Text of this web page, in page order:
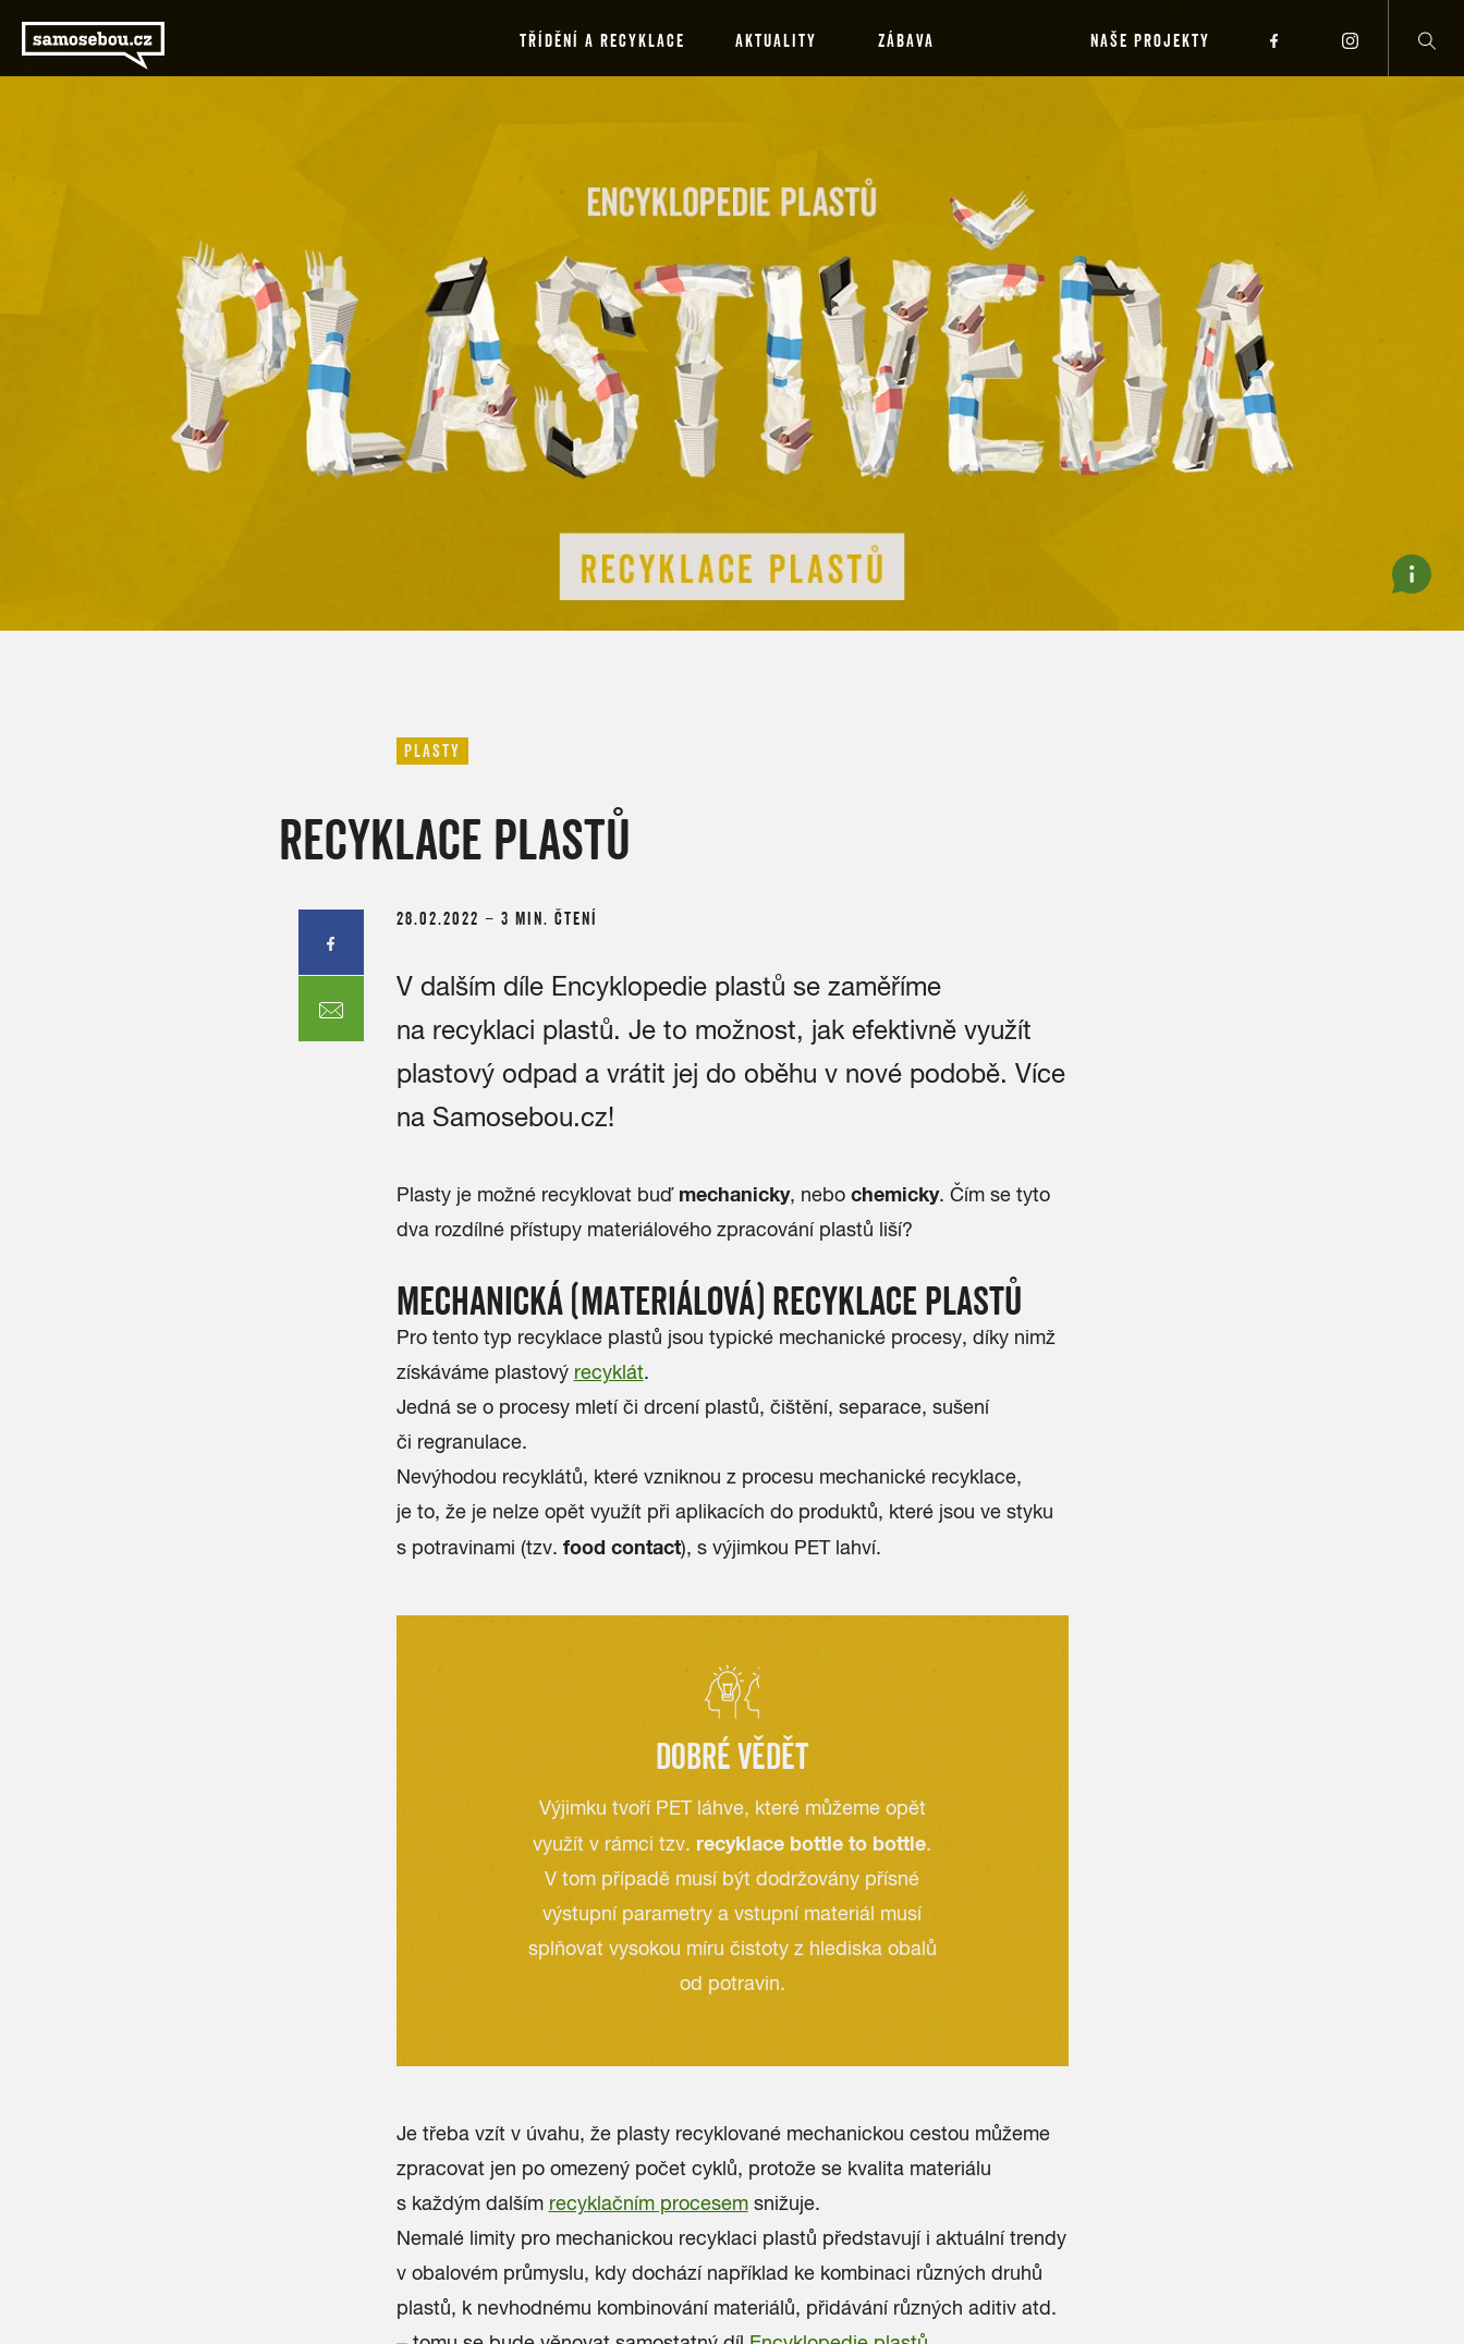
TŘÍDĚNÍ A RECYKLACE AKTUALITY ZÁBAVA NAŠE PROJEKTY
PLASTY
RECYKLACE PLASTŮ
28.02.2022 – 3 MIN. ČTENÍ
V dalším díle Encyklopedie plastů se zaměříme
na recyklaci plastů. Je to možnost, jak efektivně využít
plastový odpad a vrátit jej do oběhu v nové podobě. Více
na Samosebou.cz!
Plasty je možné recyklovat buď mechanicky, nebo chemicky. Čím se tyto
dva rozdílné přístupy materiálového zpracování plastů liší?
MECHANICKÁ (MATERIÁLOVÁ) RECYKLACE PLASTŮ
Pro tento typ recyklace plastů jsou typické mechanické procesy, díky nimž
získávámeplastový recyklát.
Jedná se o procesy mletí či drcení plastů, čištění, separace, sušení
či regranulace.
Nevýhodou recyklátů, které vzniknou z procesu mechanické recyklace,
je to, že je nelze opět využít při aplikacích do produktů, které jsou ve styku
s potravinami (tzv. food contact), s výjimkou PET lahví.
DOBRÉ VĚDĚT
Výjimku tvoří PET láhve, které můžeme opět
využít v rámci tzv. recyklace bottle to bottle.
V tom případě musí být dodržovány přísné
výstupní parametry a vstupní materiál musí
splňovat vysokou míru čistoty z hlediska obalů
od potravin.
Je třeba vzít v úvahu, že plasty recyklované mechanickou cestou můžeme
zpracovat jen po omezený počet cyklů, protože se kvalita materiálu
s každým dalším recyklačním procesemsnižuje.
Nemalé limity pro mechanickou recyklaci plastů představují i aktuální trendy
v obalovém průmyslu, kdy dochází například ke kombinaci různých druhů
plastů, k nevhodnému kombinování materiálů, přidávání různých aditiv atd.